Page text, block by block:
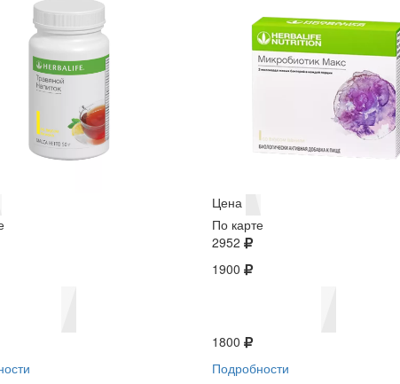
Цена
По карте
2952
1900
1800
Подробности